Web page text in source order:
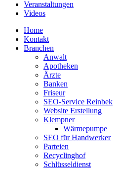
Veranstaltungen
Videos
Home
Kontakt
Branchen
Anwalt
Apotheken
Ärzte
Banken
Friseur
SEO-Service Reinbek
Website Erstellung
Klempner
Wärmepumpe
SEO für Handwerker
Parteien
Recyclinghof
Schlüsseldienst